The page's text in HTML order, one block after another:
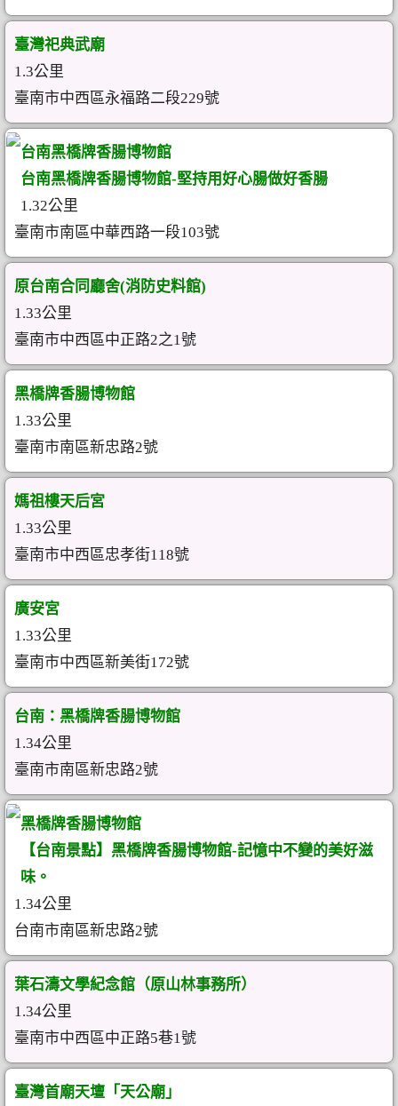
臺灣祀典武廟
1.3公里
臺南市中西區永福路二段229號
台南黑橋牌香腸博物館
台南黑橋牌香腸博物館-堅持用好心腸做好香腸
1.32公里
臺南市南區中華西路一段103號
原台南合同廳舍(消防史料館)
1.33公里
臺南市中西區中正路2之1號
黑橋牌香腸博物館
1.33公里
臺南市南區新忠路2號
媽祖樓天后宮
1.33公里
臺南市中西區忠孝街118號
廣安宮
1.33公里
臺南市中西區新美街172號
台南：黑橋牌香腸博物館
1.34公里
臺南市南區新忠路2號
黑橋牌香腸博物館
【台南景點】黑橋牌香腸博物館-記憶中不變的美好滋
味。
1.34公里
台南市南區新忠路2號
葉石濤文學紀念館（原山林事務所）
1.34公里
臺南市中西區中正路5巷1號
臺灣首廟天壇「天公廟」